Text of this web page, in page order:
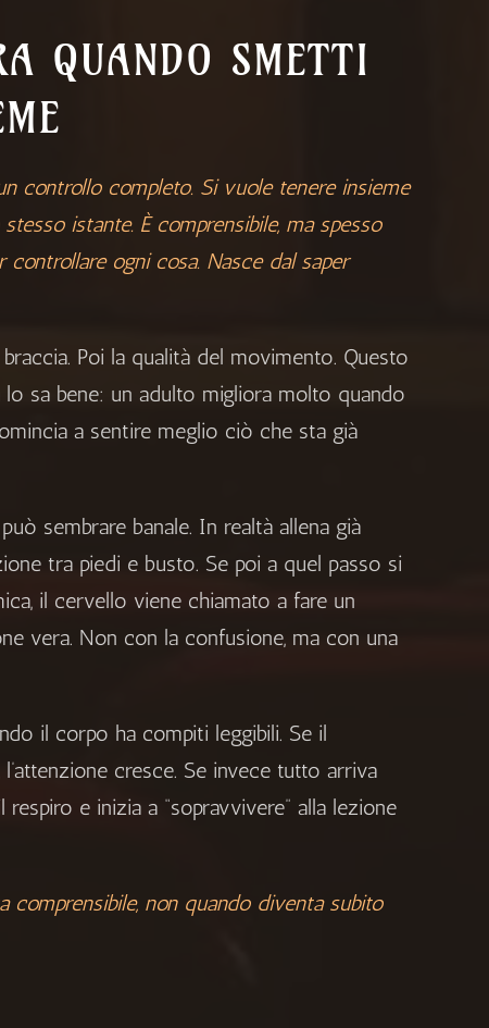
QUANDO SMETTI
controllo completo. Si vuole tenere insieme
istante. È comprensibile, ma spesso
controllare ogni cosa. Nasce dal saper
Poi la qualità del movimento. Questo
sa bene: un adulto migliora molto quando
a sentire meglio ciò che sta già
sembrare banale. In realtà allena già
tra piedi e busto. Se poi a quel passo si
il cervello viene chiamato a fare un
vera. Non con la confusione, ma con una
il corpo ha compiti leggibili. Se il
cresce. Se invece tutto arriva
e inizia a “sopravvivere” alla lezione
non quando diventa subito